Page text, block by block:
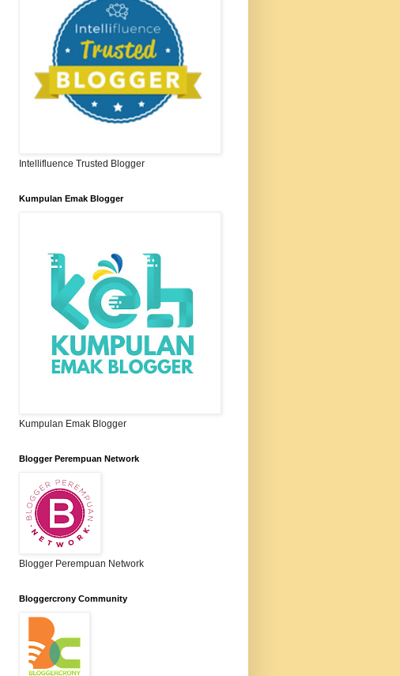
Intellifluence Trusted Blogger
Kumpulan Emak Blogger
Kumpulan Emak Blogger
Blogger Perempuan Network
Blogger Perempuan Network
Bloggercrony Community